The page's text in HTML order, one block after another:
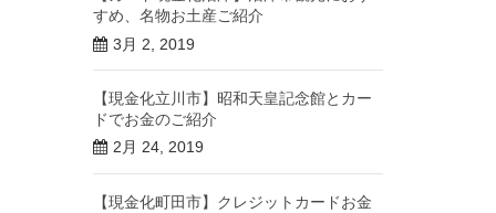
すめ、名物お土産ご紹介
3月 2, 2019
【現金化立川市】昭和天皇記念館とカー
ドでお金のご紹介
2月 24, 2019
【現金化町田市】クレジットカードお金